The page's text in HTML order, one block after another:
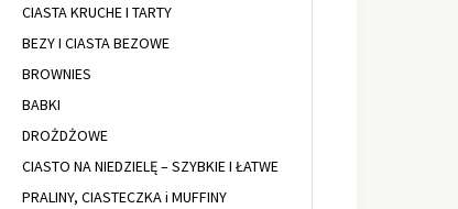
CIASTA KRUCHE I TARTY
BEZY I CIASTA BEZOWE
BROWNIES
BABKI
DROŻDŻOWE
CIASTO NA NIEDZIELĘ – SZYBKIE I ŁATWE
PRALINY, CIASTECZKA i MUFFINY